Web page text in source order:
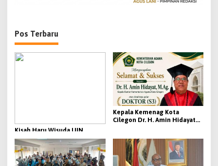
Pos Terbaru
Kisah Haru Wisuda UIN
Banten: Lahir dari Keluarga
Sederhana, Kepala Kemenag
Cilegon Raih Gelar Doktor
dan Cium Pipi Sang Ibunda
Kepala Kemenag Kota
Cilegon Dr. H. Amin Hidayat